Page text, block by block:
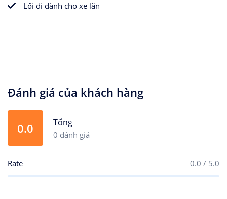
Lối đi dành cho xe lăn
Đánh giá của khách hàng
0.0 Tổng
0 đánh giá
Rate 0.0 / 5.0